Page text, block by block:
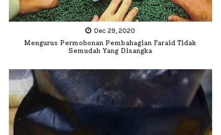
Dec 29, 2020
Mengurus Permohonan Pembahagian Faraid Tidak
Semudah Yang Disangka